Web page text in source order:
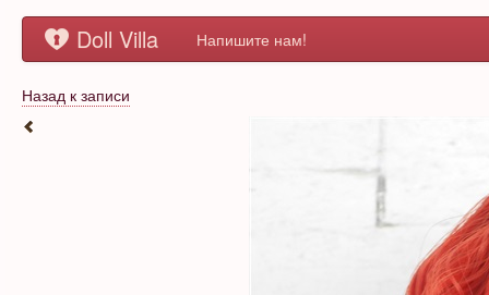
Doll Villa Напишите нам!
Назад к записи